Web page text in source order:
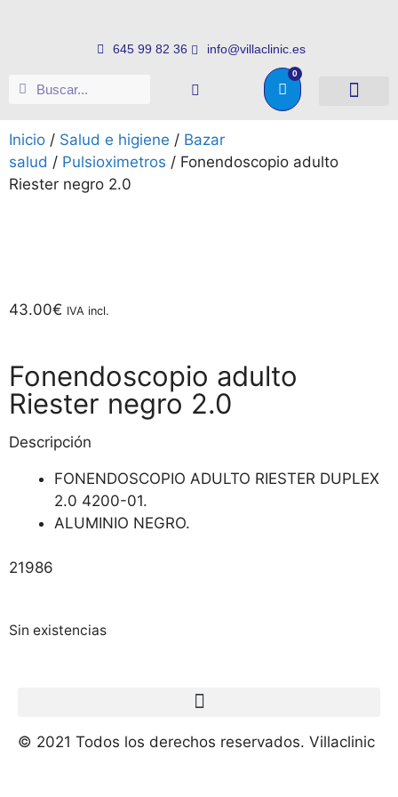
645 99 82 36 info@villaclinic.es
0
Inicio / Salud e higiene / Bazar
salud / Pulsioximetros / Fonendoscopio adulto
Riester negro 2.0
43.00€ IVA incl.
Fonendoscopio adulto
Riester negro 2.0
Descripción
FONENDOSCOPIO ADULTO RIESTER DUPLEX
2.0 4200-01.
ALUMINIO NEGRO.
21986
Sin existencias
© 2021 Todos los derechos reservados. Villaclinic